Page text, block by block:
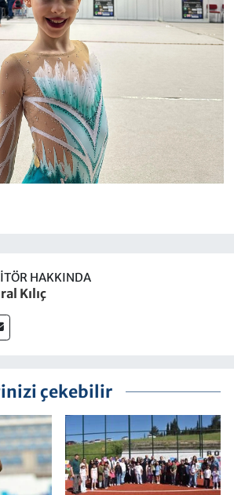
HAKKINDA
Kılıç
çekebilir